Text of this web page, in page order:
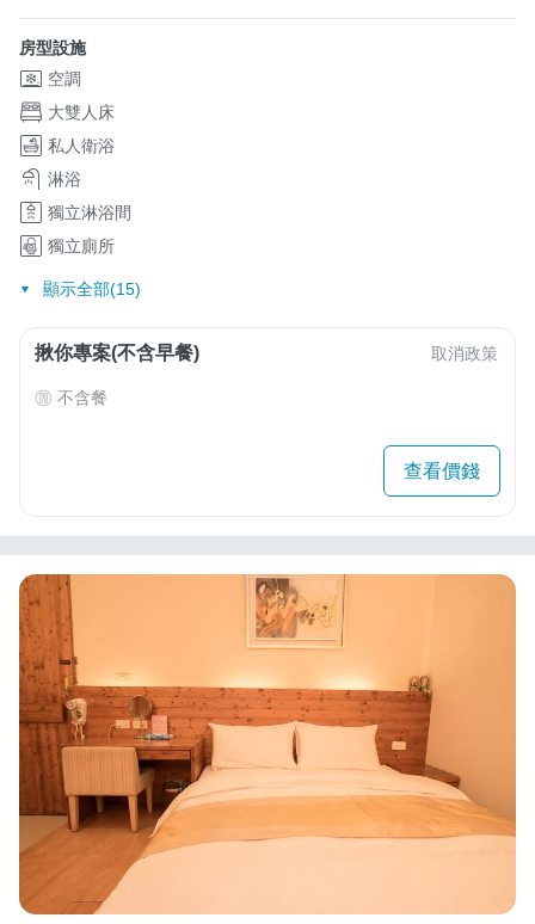
房型設施
空調
大雙人床
私人衛浴
淋浴
獨立淋浴間
獨立廁所
顯示全部(15)
揪你專案(不含早餐) 取消政策
不含餐
查看價錢